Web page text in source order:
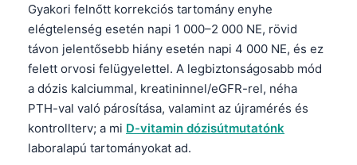
Gyakori felnőtt korrekciós tartomány enyhe
elégtelenség esetén napi 1 000–2 000 NE, rövid
távon jelentősebb hiány esetén napi 4 000 NE, és ez
felett orvosi felügyelettel. A legbiztonságosabb mód
a dózis kalciummal, kreatininnel/eGFR-rel, néha
PTH-val való párosítása, valamint az újramérés és
kontrollterv; a mi D-vitamin dózisútmutatónk
laboralapú tartományokat ad.
සිංහල
Galego
Latviešu valoda
Македонски јазик
Euskara